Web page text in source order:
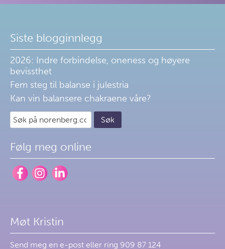
Siste blogginnlegg
2026: Indre forbindelse, oneness og høyere
bevissthet
Fem steg til balanse i julestria
Kan vin balansere chakraene våre?
Følg meg online
Møt Kristin
Send meg en e-post eller ring 909 87 124